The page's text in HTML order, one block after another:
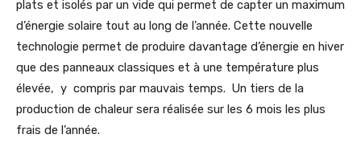
plats et isolés par un vide qui permet de capter un maximum
d’énergie solaire tout au long de l’année. Cette nouvelle
technologie permet de produire davantage d’énergie en hiver
que des panneaux classiques et à une température plus
élevée, y compris par mauvais temps. Un tiers de la
production de chaleur sera réalisée sur les 6 mois les plus
frais de l’année.